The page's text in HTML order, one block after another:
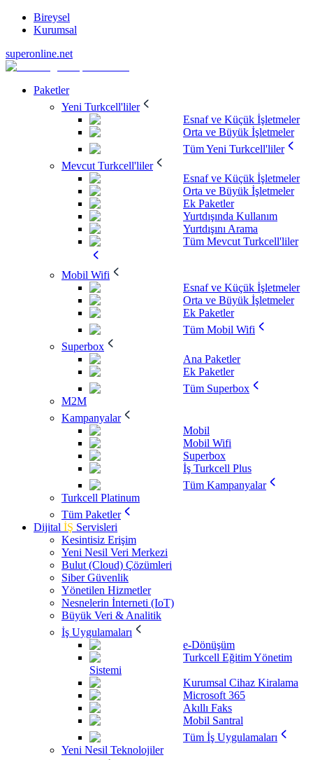
Bireysel
Kurumsal
superonline.net
Paketler
Yeni Turkcell'liler
Esnaf ve Küçük İşletmeler
Orta ve Büyük İşletmeler
Tüm Yeni Turkcell'liler
Mevcut Turkcell'liler
Esnaf ve Küçük İşletmeler
Orta ve Büyük İşletmeler
Ek Paketler
Yurtdışında Kullanım
Yurtdışını Arama
Tüm Mevcut Turkcell'liler
Mobil Wifi
Esnaf ve Küçük İşletmeler
Orta ve Büyük İşletmeler
Ek Paketler
Tüm Mobil Wifi
Superbox
Ana Paketler
Ek Paketler
Tüm Superbox
M2M
Kampanyalar
Mobil
Mobil Wifi
Superbox
İş Turkcell Plus
Tüm Kampanyalar
Turkcell Platinum
Tüm Paketler
Dijital İŞ Servisleri
Kesintisiz Erişim
Yeni Nesil Veri Merkezi
Bulut (Cloud) Çözümleri
Siber Güvenlik
Yönetilen Hizmetler
Nesnelerin İnterneti (IoT)
Büyük Veri & Analitik
İş Uygulamaları
e-Dönüşüm
Turkcell Eğitim Yönetim
Sistemi
Kurumsal Cihaz Kiralama
Microsoft 365
Akıllı Faks
Mobil Santral
Tüm İş Uygulamaları
Yeni Nesil Teknolojiler